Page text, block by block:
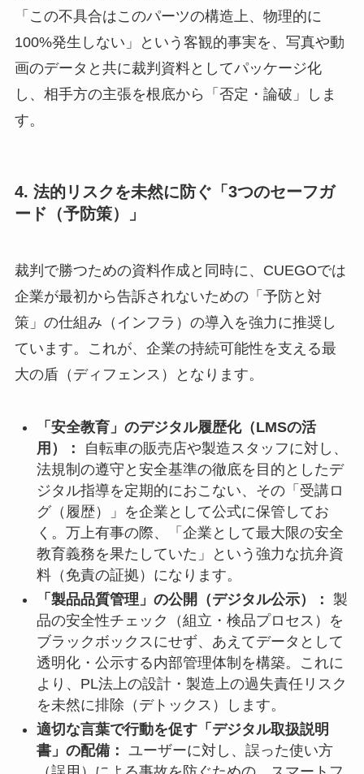
「この不具合はこのパーツの構造上、物理的に
100%発生しない」という客観的事実を、写真や動
画のデータと共に裁判資料としてパッケージ化
し、相手方の主張を根底から「否定・論破」しま
す。
4. 法的リスクを未然に防ぐ「3つのセーフガ
ード（予防策）」
裁判で勝つための資料作成と同時に、CUEGOでは
企業が最初から告訴されないための「予防と対
策」の仕組み（インフラ）の導入を強力に推奨し
ています。これが、企業の持続可能性を支える最
大の盾（ディフェンス）となります。
「安全教育」のデジタル履歴化（LMSの活
用）：
自転車の販売店や製造スタッフに対し、
法規制の遵守と安全基準の徹底を目的としたデ
ジタル指導を定期的におこない、その「受講ロ
グ（履歴）」を企業として公式に保管してお
く。万上有事の際、「企業として最大限の安全
教育義務を果たしていた」という強力な抗弁資
料（免責の証拠）になります。
「製品品質管理」の公開（デジタル公示）：
製
品の安全性チェック（組立・検品プロセス）を
ブラックボックスにせず、あえてデータとして
透明化・公示する内部管理体制を構築。これに
より、PL法上の設計・製造上の過失責任リスク
を未然に排除（デトックス）します。
適切な言葉で行動を促す「デジタル取扱説明
書」の配備： ユーザーに対し、誤った使い方